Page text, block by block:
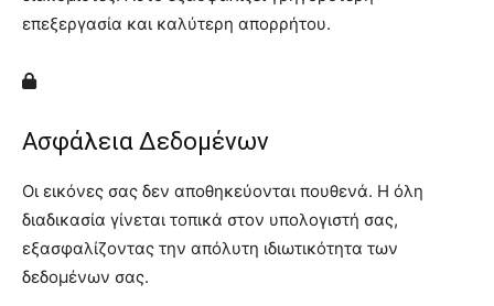
επεξεργασία και καλύτερη απορρήτου.
Ασφάλεια Δεδομένων
Οι εικόνες σας δεν αποθηκεύονται πουθενά. Η όλη
διαδικασία γίνεται τοπικά στον υπολογιστή σας,
εξασφαλίζοντας την απόλυτη ιδιωτικότητα των
δεδομένων σας.